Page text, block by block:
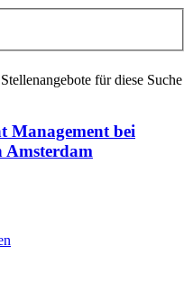
für diese Suche
Management bei